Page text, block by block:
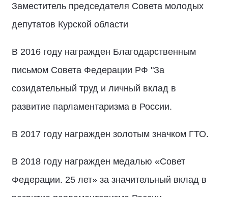
Заместитель председателя Совета молодых
депутатов Курской области
В 2016 году награжден Благодарственным
письмом Совета Федерации РФ "За
созидательный труд и личный вклад в
развитие парламентаризма в России.
В 2017 году награжден золотым значком ГТО.
В 2018 году награжден медалью «Совет
Федерации. 25 лет» за значительный вклад в